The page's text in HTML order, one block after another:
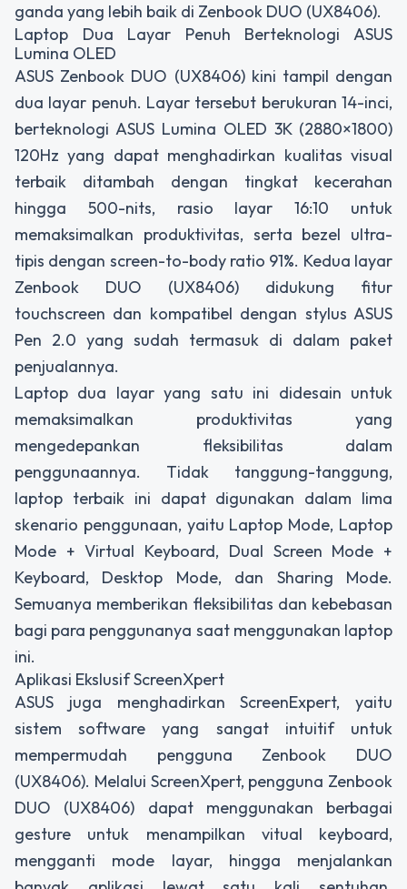
ganda yang lebih baik di Zenbook DUO (UX8406).
Laptop Dua Layar Penuh Berteknologi ASUS
Lumina OLED
ASUS Zenbook DUO (UX8406) kini tampil dengan
dua layar penuh. Layar tersebut berukuran 14-inci,
berteknologi ASUS Lumina OLED 3K (2880×1800)
120Hz yang dapat menghadirkan kualitas visual
terbaik ditambah dengan tingkat kecerahan
hingga 500-nits, rasio layar 16:10 untuk
memaksimalkan produktivitas, serta bezel ultra-
tipis dengan screen-to-body ratio 91%. Kedua layar
Zenbook DUO (UX8406) didukung fitur
touchscreen dan kompatibel dengan stylus ASUS
Pen 2.0 yang sudah termasuk di dalam paket
penjualannya.
Laptop dua layar yang satu ini didesain untuk
memaksimalkan produktivitas yang
mengedepankan fleksibilitas dalam
penggunaannya. Tidak tanggung-tanggung,
laptop terbaik ini dapat digunakan dalam lima
skenario penggunaan, yaitu Laptop Mode, Laptop
Mode + Virtual Keyboard, Dual Screen Mode +
Keyboard, Desktop Mode, dan Sharing Mode.
Semuanya memberikan fleksibilitas dan kebebasan
bagi para penggunanya saat menggunakan laptop
ini.
Aplikasi Ekslusif ScreenXpert
ASUS juga menghadirkan ScreenExpert, yaitu
sistem software yang sangat intuitif untuk
mempermudah pengguna Zenbook DUO
(UX8406). Melalui ScreenXpert, pengguna Zenbook
DUO (UX8406) dapat menggunakan berbagai
gesture untuk menampilkan vitual keyboard,
mengganti mode layar, hingga menjalankan